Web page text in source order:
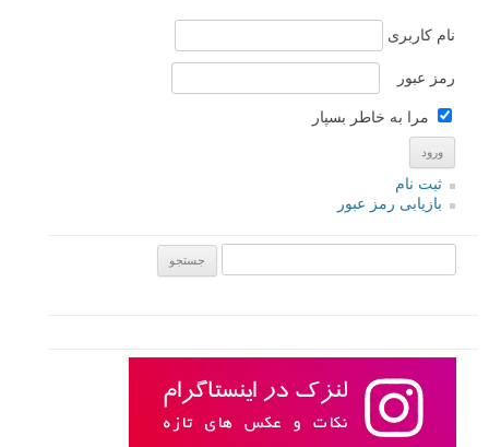
نام کاربری
رمز عبور
مرا به خاطر بسپار
ثبت نام
بازیابی رمز عبور